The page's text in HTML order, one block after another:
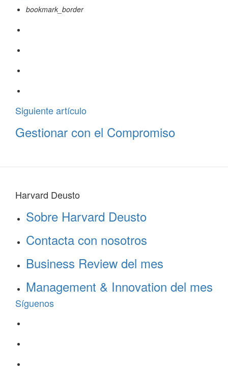
bookmark_border
Siguiente artículo
Gestionar con el Compromiso
Harvard Deusto
Sobre Harvard Deusto
Contacta con nosotros
Business Review del mes
Management & Innovation del mes
Síguenos